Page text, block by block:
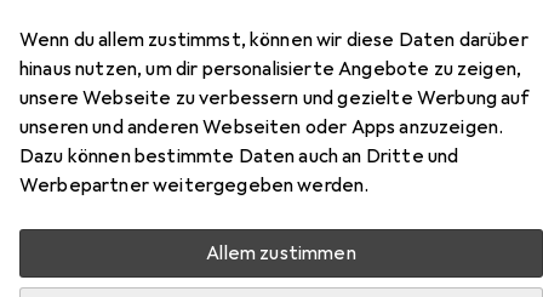
Wenn du allem zustimmst, können wir diese Daten darüber
hinaus nutzen, um dir personalisierte Angebote zu zeigen,
unsere Webseite zu verbessern und gezielte Werbung auf
unseren und anderen Webseiten oder Apps anzuzeigen.
Dazu können bestimmte Daten auch an Dritte und
Werbepartner weitergegeben werden.
Allem zustimmen
Zubehör für Varta CR2032
Hier findest du passendes Zubehör zum Produkt Varta
CR2032 aus der Kategorie Batterien + Akkus.